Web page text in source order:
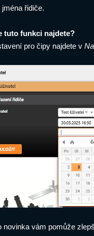
jména řidiče.
tuto funkci najdete?
pro čipy najdete v
novinka vám pomůže